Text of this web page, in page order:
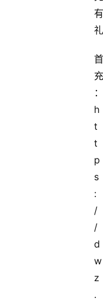
有
礼
首
充
：
h
t
t
p
s
:
/
/
d
w
z
.